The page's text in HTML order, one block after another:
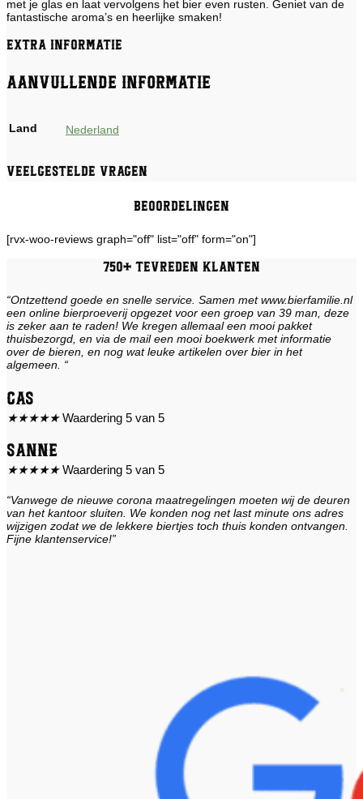
met je glas en laat vervolgens het bier even rusten. Geniet van de
fantastische aroma’s en heerlijke smaken!
Extra informatie
Aanvullende informatie
Land Nederland
Veelgestelde vragen
Beoordelingen
[rvx-woo-reviews graph="off" list="off" form="on"]
750+ tevreden klanten
“Ontzettend goede en snelle service. Samen met www.bierfamilie.nl
een online bierproeverij opgezet voor een groep van 39 man, deze
is zeker aan te raden! We kregen allemaal een mooi pakket
thuisbezorgd, en via de mail een mooi boekwerk met informatie
over de bieren, en nog wat leuke artikelen over bier in het
algemeen. “
Cas
★★★★★ Waardering 5 van 5
Sanne
★★★★★ Waardering 5 van 5
“Vanwege de nieuwe corona maatregelingen moeten wij de deuren
van het kantoor sluiten. We konden nog net last minute ons adres
wijzigen zodat we de lekkere biertjes toch thuis konden ontvangen.
Fijne klantenservice!”